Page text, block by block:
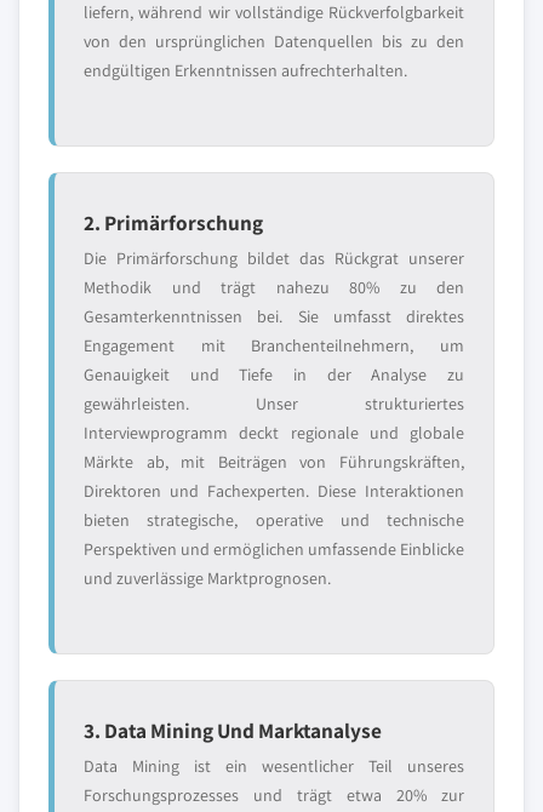
liefern, während wir vollständige Rückverfolgbarkeit
von den ursprünglichen Datenquellen bis zu den
endgültigen Erkenntnissen aufrechterhalten.
2. Primärforschung
Die Primärforschung bildet das Rückgrat unserer
Methodik und trägt nahezu 80% zu den
Gesamterkenntnissen bei. Sie umfasst direktes
Engagement mit Branchenteilnehmern, um
Genauigkeit und Tiefe in der Analyse zu
gewährleisten. Unser strukturiertes
Interviewprogramm deckt regionale und globale
Märkte ab, mit Beiträgen von Führungskräften,
Direktoren und Fachexperten. Diese Interaktionen
bieten strategische, operative und technische
Perspektiven und ermöglichen umfassende Einblicke
und zuverlässige Marktprognosen.
3. Data Mining Und Marktanalyse
Data Mining ist ein wesentlicher Teil unseres
Forschungsprozesses und trägt etwa 20% zur